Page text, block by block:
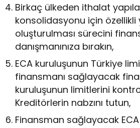
Birkaç ülkeden ithalat
konsolidasyonu için özellikli
oluşturulması sürecini
danışmanınıza bırakın,
ECA kuruluşunun Türkiye
finansmanı sağlayacak
kuruluşunun limitlerini
Kreditörlerin nabzını tutun,
Finansman sağlayacak ECA